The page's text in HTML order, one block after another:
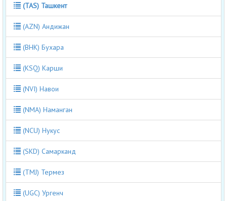
(TAS) Ташкент
(AZN) Андижан
(BHK) Бухара
(KSQ) Карши
(NVI) Навои
(NMA) Наманган
(NCU) Нукус
(SKD) Самарканд
(TMJ) Термез
(UGC) Ургенч